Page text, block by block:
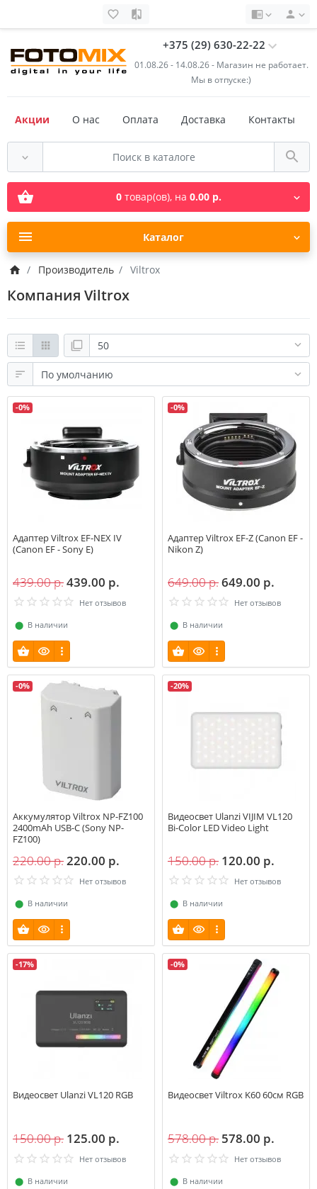
+375 (29) 630-22-22
01.08.26 - 14.08.26 - Магазин не работает.
Мы в отпуске:)
Акции О нас Оплата Доставка Контакты
0товар(ов), на 0.00 р.
Каталог
Производитель Viltrox
Компания Viltrox
-0%
Адаптер Viltrox EF-NEX IV
(Canon EF - Sony E)
439.00 р.439.00 р.
Нет отзывов
⬤ В наличии
-0%
Адаптер Viltrox EF-Z (Canon EF -
Nikon Z)
649.00 р.649.00 р.
Нет отзывов
⬤ В наличии
-0%
Аккумулятор Viltrox NP-FZ100
2400mAh USB-C (Sony NP-
FZ100)
220.00 р.220.00 р.
Нет отзывов
⬤ В наличии
-20%
Видеосвет Ulanzi VIJIM VL120
Bi-Color LED Video Light
150.00 р. 120.00 р.
Нет отзывов
⬤ В наличии
-17%
Видеосвет Ulanzi VL120 RGB
150.00 р. 125.00 р.
Нет отзывов
⬤ В наличии
-0%
Видеосвет Viltrox K60 60см RGB
578.00 р. 578.00 р.
Нет отзывов
⬤ В наличии